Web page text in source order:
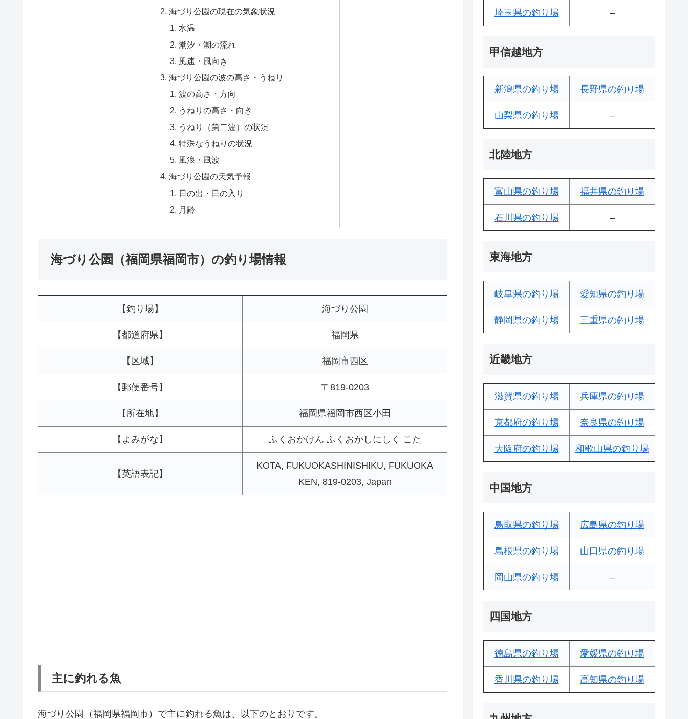
海づり公園の現在の気象状況
水温
潮汐・潮の流れ
風速・風向き
海づり公園の波の高さ・うねり
波の高さ・方向
うねりの高さ・向き
うねり（第二波）の状況
特殊なうねりの状況
風浪・風波
海づり公園の天気予報
日の出・日の入り
月齢
海づり公園（福岡県福岡市）の釣り場情報
【釣り場】 海づり公園
【都道府県】 福岡県
【区域】 福岡市西区
【郵便番号】 〒819-0203
【所在地】 福岡県福岡市西区小田
【よみがな】 ふくおかけん ふくおかしにしく こた
【英語表記】
KOTA, FUKUOKASHINISHIKU, FUKUOKA
KEN, 819-0203, Japan
主に釣れる魚
海づり公園（福岡県福岡市）で主に釣れる魚は、以下のとおりです。
埼玉県の釣り場 –
甲信越地方
新潟県の釣り場 長野県の釣り場
山梨県の釣り場 –
北陸地方
富山県の釣り場 福井県の釣り場
石川県の釣り場 –
東海地方
岐阜県の釣り場 愛知県の釣り場
静岡県の釣り場 三重県の釣り場
近畿地方
滋賀県の釣り場 兵庫県の釣り場
京都府の釣り場 奈良県の釣り場
大阪府の釣り場 和歌山県の釣り場
中国地方
鳥取県の釣り場 広島県の釣り場
島根県の釣り場 山口県の釣り場
岡山県の釣り場 –
四国地方
徳島県の釣り場 愛媛県の釣り場
香川県の釣り場 高知県の釣り場